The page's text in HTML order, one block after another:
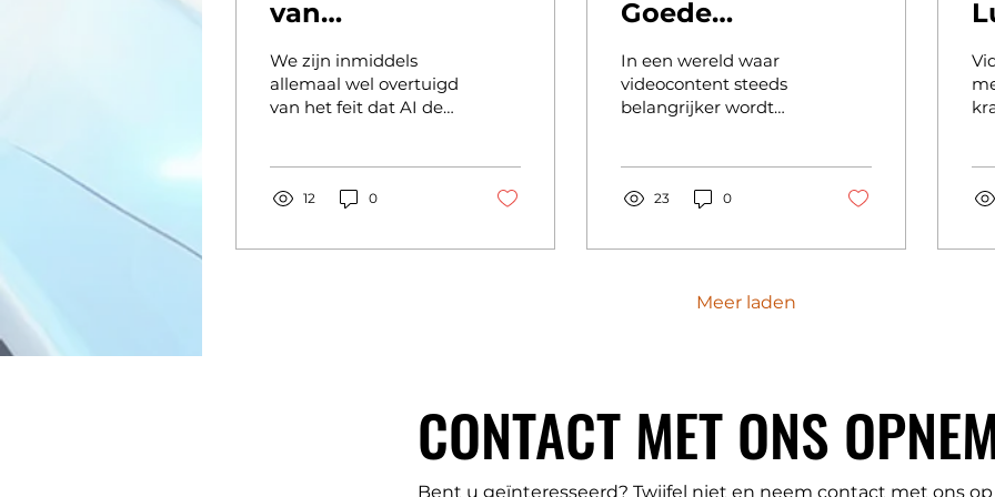
van
Contentcreatie
Transformeert
We zijn inmiddels
allemaal wel overtuigd
van het feit dat AI de
contentcreatie is AI
12 0
Goede
Marketing-Video
met AI?
In een wereld waar
videocontent steeds
belangrijker wordt
hoogwaardige video's
23 0
Meer laden
CONTACT MET ONS
CONTACT MET ONS
Bent u geïnteresseerd? Twijfel niet en neem contact met ons op